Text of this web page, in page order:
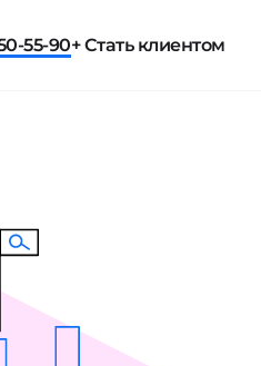
55-90+ Стать клиентом